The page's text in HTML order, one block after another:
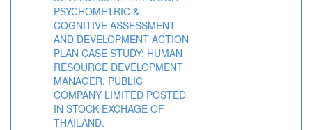
PSYCHOMETRIC &
COGNITIVE ASSESSMENT
AND DEVELOPMENT ACTION
PLAN CASE STUDY: HUMAN
RESOURCE DEVELOPMENT
MANAGER, PUBLIC
COMPANY LIMITED POSTED
IN STOCK EXCHAGE OF
THAILAND.